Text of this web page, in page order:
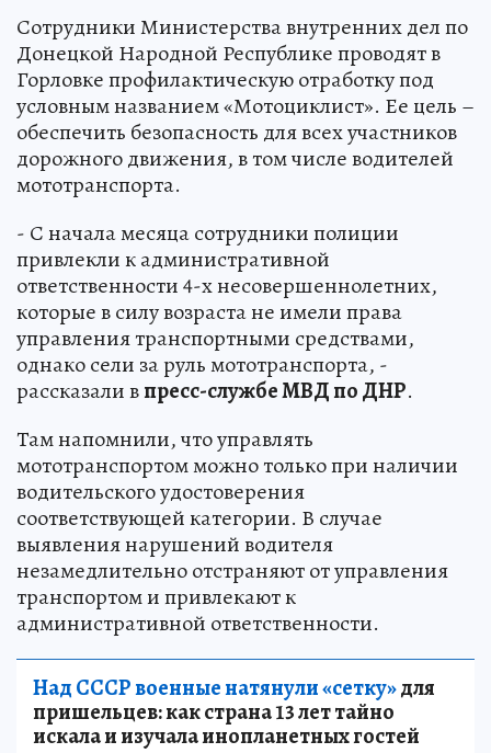
Сотрудники Министерства внутренних дел по
Донецкой Народной Республике проводят в
Горловке профилактическую отработку под
условным названием «Мотоциклист». Ее цель –
обеспечить безопасность для всех участников
дорожного движения, в том числе водителей
мототранспорта.
- С начала месяца сотрудники полиции
привлекли к административной
ответственности 4-х несовершеннолетних,
которые в силу возраста не имели права
управления транспортными средствами,
однако сели за руль мототранспорта, -
рассказали впресс-службе МВД по ДНР.
Там напомнили, что управлять
мототранспортом можно только при наличии
водительского удостоверения
соответствующей категории. В случае
выявления нарушений водителя
незамедлительно отстраняют от управления
транспортом и привлекают к
административной ответственности.
Над СССР военные натянули «сетку»для
пришельцев: как страна 13 лет тайно
искала и изучала инопланетных гостей